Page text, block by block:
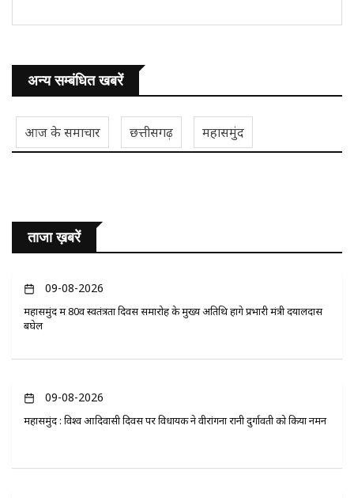
अन्य सम्बंधित खबरें
आज के समाचार छत्तीसगढ़ महासमुंद
ताजा ख़बरें
09-08-2026
महासमुंद में 80वें स्वतंत्रता दिवस समारोह के मुख्य अतिथि होंगे प्रभारी मंत्री दयालदास
बघेल
09-08-2026
महासमुंद : विश्व आदिवासी दिवस पर विधायक ने वीरांगना रानी दुर्गावती को किया नमन